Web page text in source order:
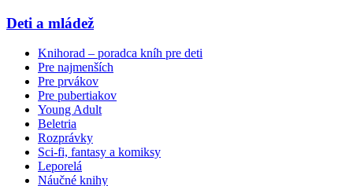
Deti a mládež
Knihorad – poradca kníh pre deti
Pre najmenších
Pre prvákov
Pre pubertiakov
Young Adult
Beletria
Rozprávky
Sci-fi, fantasy a komiksy
Leporelá
Náučné knihy